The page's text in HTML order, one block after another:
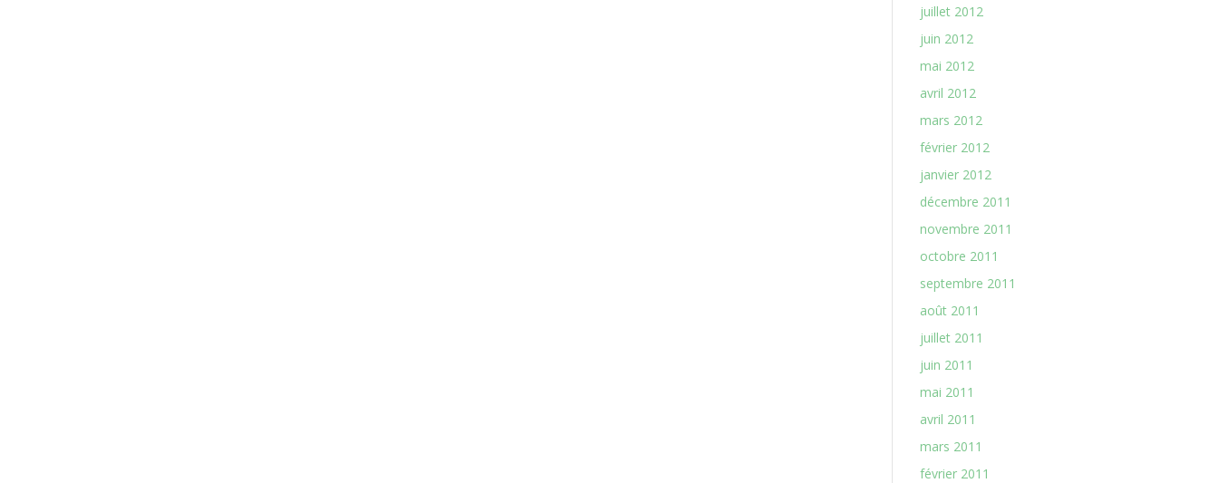
juillet 2012
juin 2012
mai 2012
avril 2012
mars 2012
février 2012
janvier 2012
décembre 2011
novembre 2011
octobre 2011
septembre 2011
août 2011
juillet 2011
juin 2011
mai 2011
avril 2011
mars 2011
février 2011